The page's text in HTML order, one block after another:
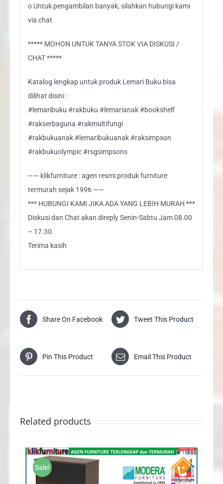
o Untuk pengambilan banyak, silahkan hubungi kami
via chat
***** MOHON UNTUK TANYA STOK VIA DISKUSI /
CHAT *****
Katalog lengkap untuk produk Lemari Buku bisa
dilihat disini :
#lemaribuku #rakbuku #lemarianak #bookshelf
#rakserbaguna #rakmultifungi
#rakbukuanak #lemaribukuanak #raksimpson
#rakbukuolympic #rsgsimpsons
—— klikfurniture : agen resmi produk furniture
termurah sejak 1996 ——
*** HUBUNGI KAMI JIKA ADA YANG LEBIH MURAH ***
Diskusi dan Chat akan direply Senin-Sabtu Jam 08.00
– 17.30
Terima kasih
Share On Facebook Tweet This Product
Pin This Product Email This Product
Related products
Sale!